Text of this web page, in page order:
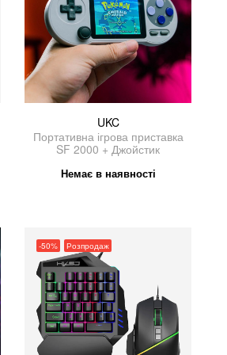
UKC
Портативна ігрова приставка
SF 2000‌ + Джойстик
Немає в наявності
-50% Розпродаж